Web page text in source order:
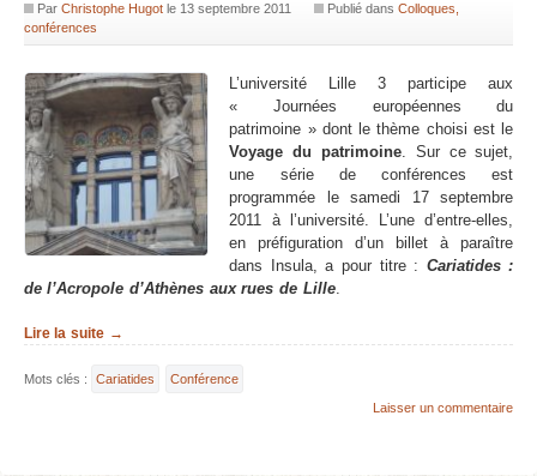
Par Christophe Hugotle 13 septembre 2011 Publié dansColloques,
conférences
L’université Lille 3 participe aux
« Journées européennes du
patrimoine » dont le thème choisi est le
Voyage du patrimoine. Sur ce sujet,
une série de conférences est
programmée le samedi 17 septembre
2011 à l’université. L’une d’entre-elles,
en préfiguration d’un billet à paraître
dans Insula, a pour titre : Cariatides :
de l’Acropole d’Athènes aux rues de Lille.
Lire la suite →
Mots clés : Cariatides
Conférence
Laisser un commentaire